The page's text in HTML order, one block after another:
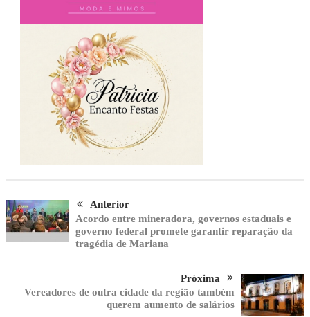
Anterior
Acordo entre mineradora, governos estaduais e
governo federal promete garantir reparação da
tragédia de Mariana
Próxima
Vereadores de outra cidade da região também
querem aumento de salários